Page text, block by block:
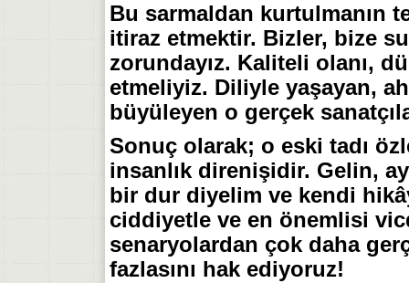
​Bu sarmaldan kurtulmanın
itiraz etmektir. Bizler, bize
zorundayız. Kaliteli olanı,
etmeliyiz. Diliyle yaşayan,
büyüleyen o gerçek
​Sonuç olarak; o eski tadı
insanlık direnişidir. Gelin,
bir dur diyelim ve kendi
ciddiyetle ve en önemlisi
senaryolardan çok daha
fazlasını hak ediyoruz!